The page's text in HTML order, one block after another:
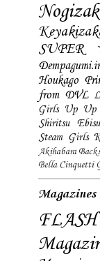
Houkago
from DVL
Girls Up Up
Shiritsu
Steam Girls
Akihabara
Bella Cinquetti
Magazines
FLASH